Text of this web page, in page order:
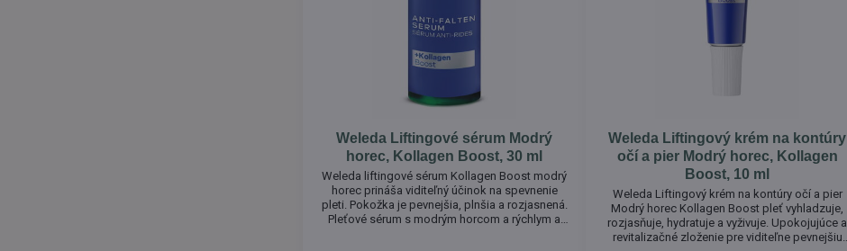
Weleda Liftingové sérum Modrý
horec, Kollagen Boost, 30 ml
Weleda liftingové sérum Kollagen Boost modrý
horec prináša viditeľný účinok na spevnenie
pleti. Pokožka je pevnejšia, plnšia a rozjasnená.
Pleťové sérum s modrým horcom a rýchlym a
Weleda Liftingový krém na kontúry
očí a pier Modrý horec, Kollagen
Boost, 10 ml
Weleda Liftingový krém na kontúry očí a pier
Modrý horec Kollagen Boost pleť vyhladzuje,
rozjasňuje, hydratuje a vyživuje. Upokojujúce a
revitalizačné zloženie pre viditeľne pevnejšiu